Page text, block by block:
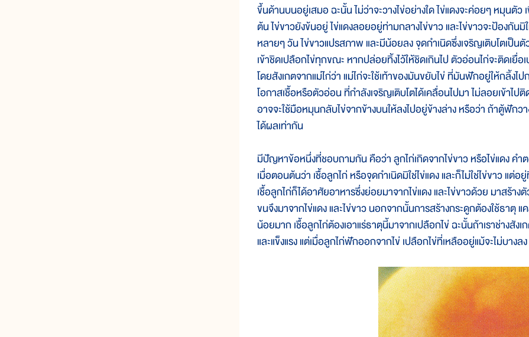
ขึ้นด้านบนอยู่เสมอ ฉะนั้น ไม่ว่าจะวางไข่อย่างใด ไข่แดงจะค่อยๆ หมุนตั
ต้น ไข่ขาวยังข้นอยู่ ไข่แดงลอยอยู่ท่ามกลางไข่ขาว และไข่ขาวจะป้องกัน
หลายๆ วัน ไข่ขาวแปรสภาพ และมีน้อยลง จุดกำเนิดซึ่งเจริญเติบโตเป็
เข้าชิดเปลือกไข่ทุกขณะ หากปล่อยทิ้งไว้ให้ชิดเกินไป ตัวอ่อนไก่จะติดเยื่อ
โดยสังเกตจากแม่ไก่ว่า แม่ไก่จะใช้เท้าของมันขยับไข่ ที่มันฟักอยู่ให้กลิ้ง
โอกาสเชื้อหรือตัวอ่อน ที่กำลังเจริญเติบโตได้เคลื่อนไปมา ไม่ลอยเข้าไป
อาจจะใช้มือหมุนกลับไข่จากข้างบนให้ลงไปอยู่ข้างล่าง หรือว่า ถ้าตู้ฟักว
ได้ผลเท่ากัน
มีปัญหาข้อหนึ่งที่ชอบถามกัน คือว่า ลูกไก่เกิดจากไข่ขาว หรือไข่แดง คำ
เมื่อตอนต้นว่า เชื้อลูกไก่ หรือจุดกำเนิดมิใช่ไข่แดง และก็ไม่ใช่ไข่ขาว แต่
เชื้อลูกไก่ก็ได้อาศัยอาหารซึ่งย่อยมาจากไข่แดง และไข่ขาวด้วย มาสร้า
ขนจึงมาจากไข่แดง และไข่ขาว นอกจากนั้นการสร้างกระดูกต้องใช้ธาตุ
น้อยมาก เชื้อลูกไก่ต้องเอาแร่ธาตุนี้มาจากเปลือกไข่ ฉะนั้นถ้าเราช่างสั
และแข็งแรง แต่เมื่อลูกไก่ฟักออกจากไข่ เปลือกไข่ที่เหลืออยู่แม้จะไม่บาง